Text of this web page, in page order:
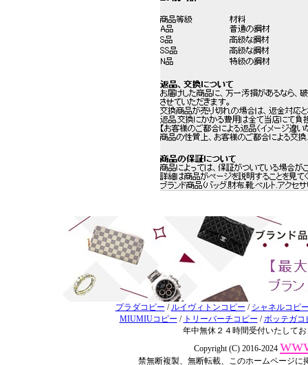
プラダコピー / ルイヴィトンコピー / シャネルコピ
MIUMIUコピー / トリーバーチコピー /ボッテガコ
年中無休２４時間受付いたして
Copyright (C) 2016-2024
禁無断複製、無断転載、このホームページ